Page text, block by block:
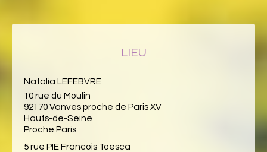
LIEU
Natalia LEFEBVRE
10 rue du Moulin
92170 Vanves proche de Paris XV
Hauts-de-Seine
Proche Paris
5 rue PIE Francois Toesca